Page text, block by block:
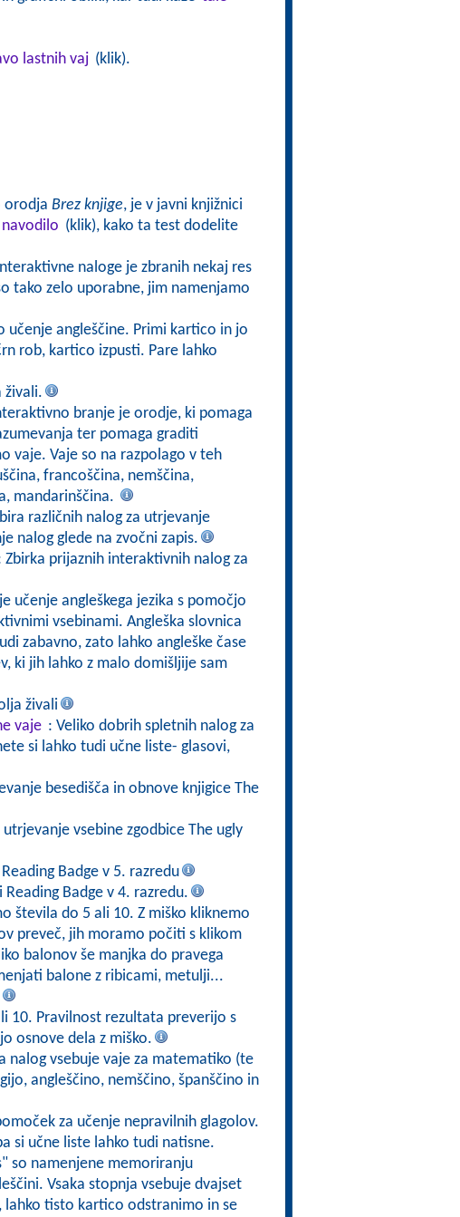
lastnih vaj (klik).
orodja Brez knjige, je v javni knjižnici
navodilo (klik), kako ta test dodelite
naloge je zbranih nekaj res
tako zelo uporabne, jim namenjamo
učenje angleščine. Primi kartico in jo
rob, kartico izpusti. Pare lahko
živali.
branje je orodje, ki pomaga
ter pomaga graditi
vaje. Vaje so na razpolago v teh
francoščina, nemščina,
mandarinščina.
različnih nalog za utrjevanje
nalog glede na zvočni zapis.
Zbirka prijaznih interaktivnih nalog za
učenje angleškega jezika s pomočjo
vsebinami. Angleška slovnica
zabavno, zato lahko angleške čase
ki jih lahko z malo domišljije sam
živali
vaje : Veliko dobrih spletnih nalog za
si lahko tudi učne liste- glasovi,
besedišča in obnove knjigice The
vsebine zgodbice The ugly
Badge v 5. razredu
Badge v 4. razredu.
števila do 5 ali 10. Z miško kliknemo
preveč, jih moramo počiti s klikom
balonov še manjka do pravega
balone z ribicami, metulji...
10. Pravilnost rezultata preverijo s
osnove dela z miško.
nalog vsebuje vaje za matematiko (te
angleščino, nemščino, španščino in
za učenje nepravilnih glagolov.
si učne liste lahko tudi natisne.
so namenjene memoriranju
Vsaka stopnja vsebuje dvajset
lahko tisto kartico odstranimo in se